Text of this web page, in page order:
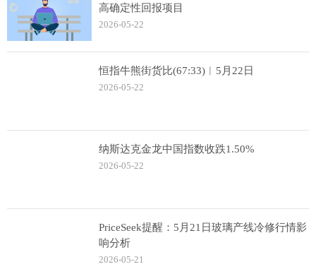
高确定性回报项目
2026-05-22
恒指牛熊街货比(67:33)︱5月22日
2026-05-22
纳斯达克金龙中国指数收跌1.50%
2026-05-22
PriceSeek提醒：5月21日玻璃产线冷修行情影
响分析
2026-05-21